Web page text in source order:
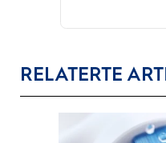
RELATERTE